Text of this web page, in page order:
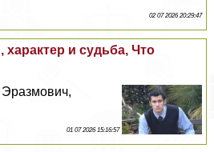
02 07 2026 20:29:47
и судьба, Что
01 07 2026 15:16:57